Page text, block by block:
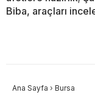
Biba, araçları
Ana Sayfa › Bursa